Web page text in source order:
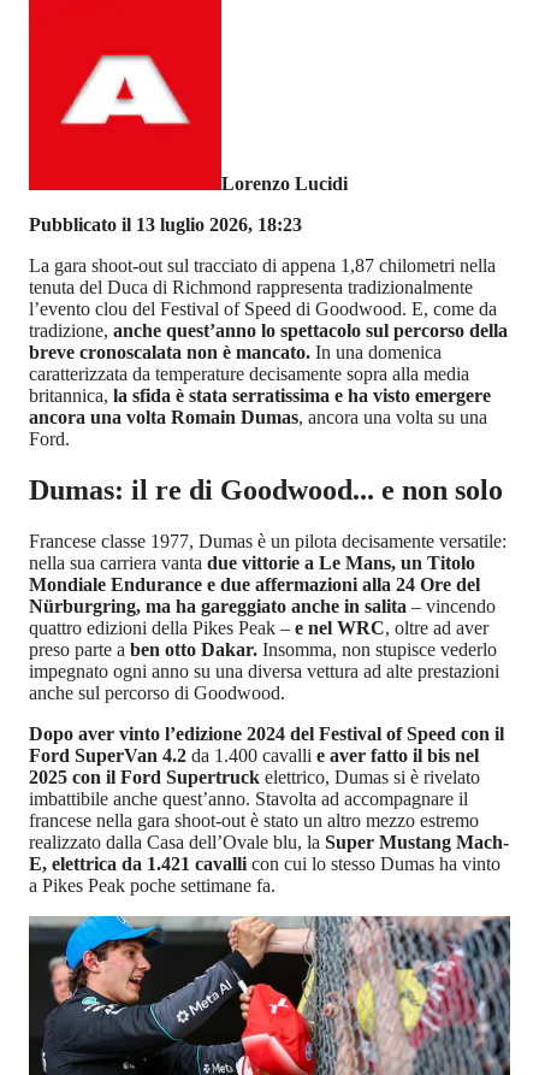
Lorenzo Lucidi
Pubblicato il 13 luglio 2026, 18:23
La gara shoot-out sul tracciato di appena 1,87 chilometri nella
tenuta del Duca di Richmond rappresenta tradizionalmente
l’evento clou del Festival of Speed di Goodwood. E, come da
tradizione, anche quest’anno lo spettacolo sul percorso della
breve cronoscalata non è mancato. In una domenica
caratterizzata da temperature decisamente sopra alla media
britannica, la sfida è stata serratissima e ha visto emergere
ancora una volta Romain Dumas, ancora una volta su una
Ford.
Dumas: il re di Goodwood... e non solo
Francese classe 1977, Dumas è un pilota decisamente versatile:
nella sua carriera vanta due vittorie a Le Mans, un Titolo
Mondiale Endurance e due affermazioni alla 24 Ore del
Nürburgring, ma ha gareggiato anche in salita – vincendo
quattro edizioni della Pikes Peak – e nel WRC, oltre ad aver
preso parte a ben otto Dakar. Insomma, non stupisce vederlo
impegnato ogni anno su una diversa vettura ad alte prestazioni
anche sul percorso di Goodwood.
Dopo aver vinto l’edizione 2024 del Festival of Speed con il
Ford SuperVan 4.2 da 1.400 cavalli e aver fatto il bis nel
2025 con il Ford Supertruck elettrico, Dumas si è rivelato
imbattibile anche quest’anno. Stavolta ad accompagnare il
francese nella gara shoot-out è stato un altro mezzo estremo
realizzato dalla Casa dell’Ovale blu, la Super Mustang Mach-
E, elettrica da 1.421 cavalli con cui lo stesso Dumas ha vinto
a Pikes Peak poche settimane fa.